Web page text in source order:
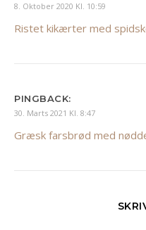
8. Oktober 2020 Kl. 10:59
Ristet kikærter med
PINGBACK:
30. Marts 2021 Kl. 8:47
Græsk farsbrød med